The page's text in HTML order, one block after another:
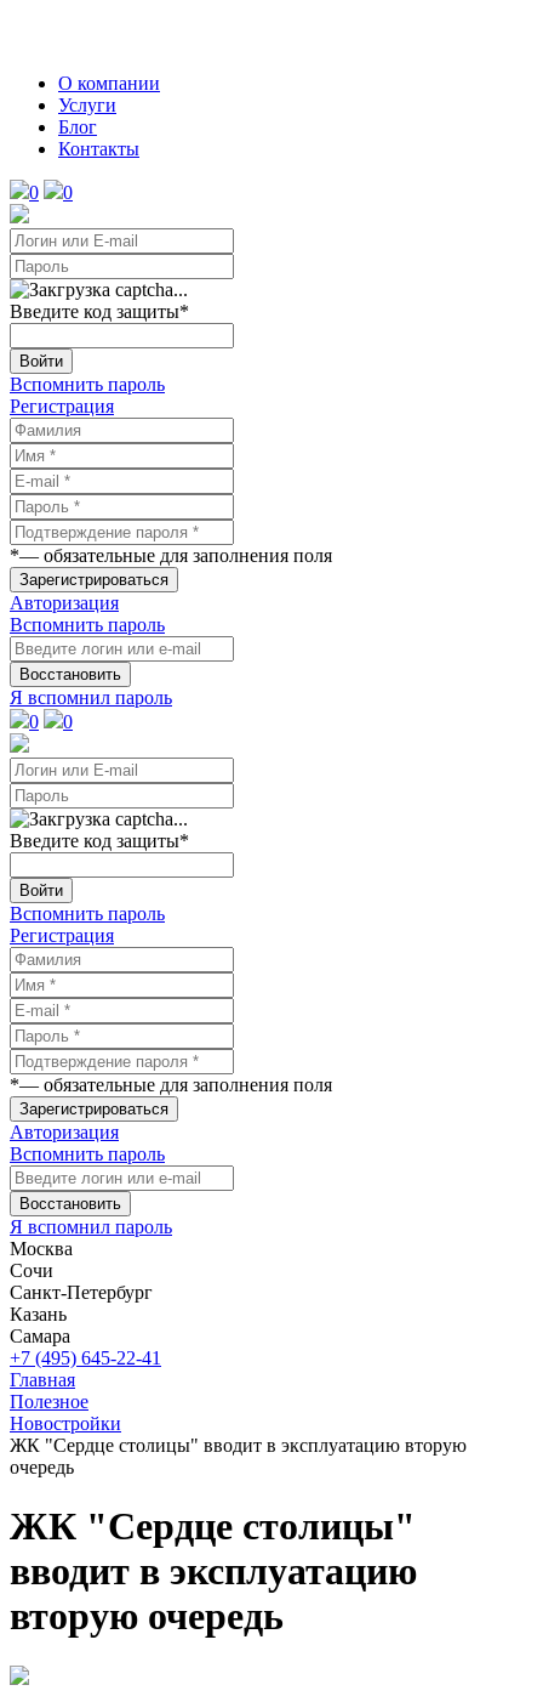
О компании
Услуги
Блог
Контакты
0 0
Введите код защиты*
Войти
Вспомнить пароль
Регистрация
*— обязательные для заполнения поля
Зарегистрироваться
Авторизация
Вспомнить пароль
Восстановить
Я вспомнил пароль
0
0
Введите код защиты*
Войти
Вспомнить пароль
Регистрация
*— обязательные для заполнения поля
Зарегистрироваться
Авторизация
Вспомнить пароль
Восстановить
Я вспомнил пароль
Москва
Сочи
Санкт-Петербург
Казань
Самара
+7 (495) 645-22-41
Главная
Полезное
Новостройки
ЖК "Сердце столицы" вводит в эксплуатацию вторую
очередь
ЖК "Сердце столицы"
вводит в эксплуатацию
вторую очередь